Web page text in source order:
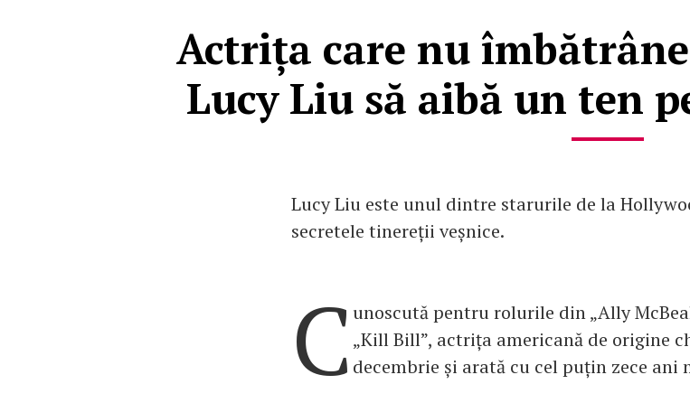
Actrița care nu
Lucy Liu să aibă un ten
Lucy Liu este unul dintre starurile de la
secretele tinereții veșnice.
C unoscută pentru rolurile din „Ally
„Kill Bill”, actrița americană de origine
decembrie și arată cu cel puțin zece ani